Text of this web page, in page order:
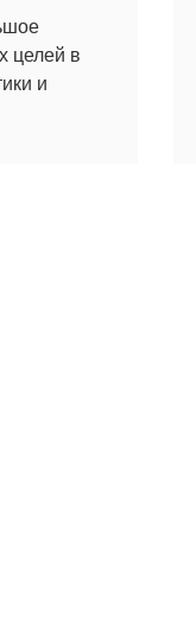
целей в
и